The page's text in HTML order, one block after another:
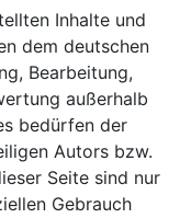
Inhalte und
dem deutschen
Bearbeitung,
außerhalb
bedürfen der
Autors bzw.
Seite sind nur
Gebrauch